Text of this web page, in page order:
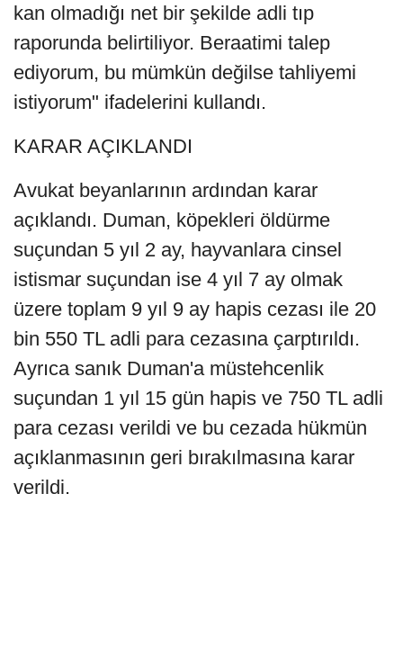
kan olmadığı net bir şekilde adli tıp
raporunda belirtiliyor. Beraatimi talep
ediyorum, bu mümkün değilse tahliyemi
istiyorum" ifadelerini kullandı.
KARAR AÇIKLANDI
Avukat beyanlarının ardından karar
açıklandı. Duman, köpekleri öldürme
suçundan 5 yıl 2 ay, hayvanlara cinsel
istismar suçundan ise 4 yıl 7 ay olmak
üzere toplam 9 yıl 9 ay hapis cezası ile 20
bin 550 TL adli para cezasına çarptırıldı.
Ayrıca sanık Duman'a müstehcenlik
suçundan 1 yıl 15 gün hapis ve 750 TL adli
para cezası verildi ve bu cezada hükmün
açıklanmasının geri bırakılmasına karar
verildi.